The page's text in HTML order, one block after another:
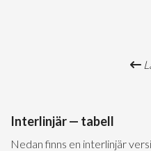
Interlinjär — tabell
Nedan finns en interlinjär